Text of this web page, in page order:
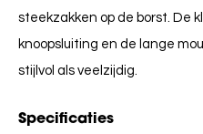
steekzakken op de borst. De
knoopsluiting en de lange
stijlvol als veelzijdig.
Specificaties